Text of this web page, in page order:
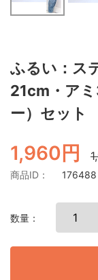
ふるい：ス
21cm・ア
ー）セット
1,960円
商品ID： 176488
数量：